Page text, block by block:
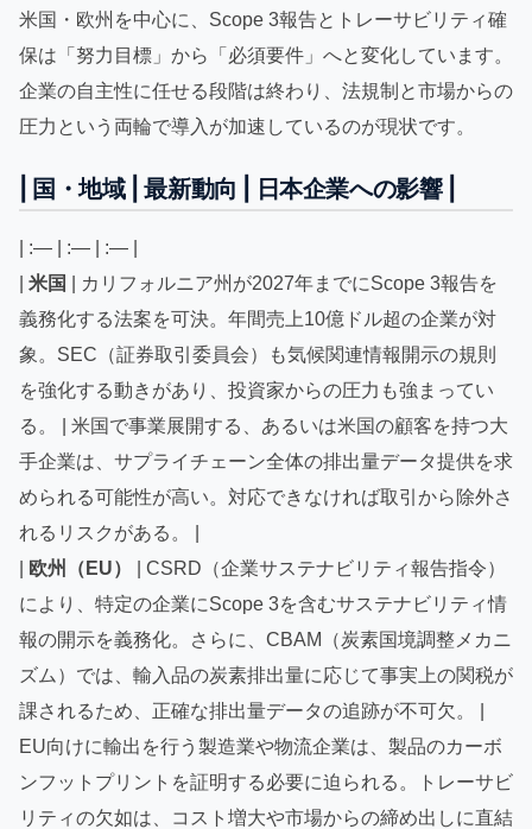
米国・欧州を中心に、Scope 3報告とトレーサビリティ確
保は「努力目標」から「必須要件」へと変化しています。
企業の自主性に任せる段階は終わり、法規制と市場からの
圧力という両輪で導入が加速しているのが現状です。
| 国・地域 | 最新動向 | 日本企業への影響 |
| :— | :— | :— |
米国
| カリフォルニア州が2027年までにScope 3報告を
義務化する法案を可決。年間売上10億ドル超の企業が対
象。SEC（証券取引委員会）も気候関連情報開示の規則
を強化する動きがあり、投資家からの圧力も強まってい
る。 | 米国で事業展開する、あるいは米国の顧客を持つ大
手企業は、サプライチェーン全体の排出量データ提供を求
められる可能性が高い。対応できなければ取引から除外さ
れるリスクがある。 |
欧州（EU）
| CSRD（企業サステナビリティ報告指令）
により、特定の企業にScope 3を含むサステナビリティ情
報の開示を義務化。さらに、CBAM（炭素国境調整メカニ
ズム）では、輸入品の炭素排出量に応じて事実上の関税が
課されるため、正確な排出量データの追跡が不可欠。 |
EU向けに輸出を行う製造業や物流企業は、製品のカーボ
ンフットプリントを証明する必要に迫られる。トレーサビ
リティの欠如は、コスト増大や市場からの締め出しに直結